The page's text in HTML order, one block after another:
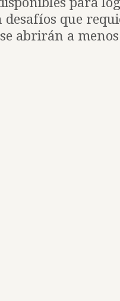
que
abrirán a